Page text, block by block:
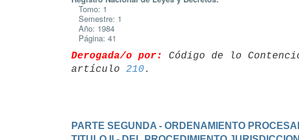
Tomo: 1
Semestre: 1
Año: 1984
Página: 41
Derogada/o por:
Código de lo
artículo 210
PARTE SEGUNDA - ORDENAMIENTO